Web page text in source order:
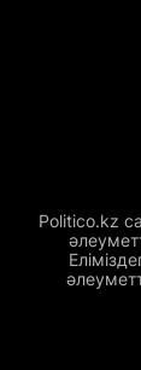
Politico.kz